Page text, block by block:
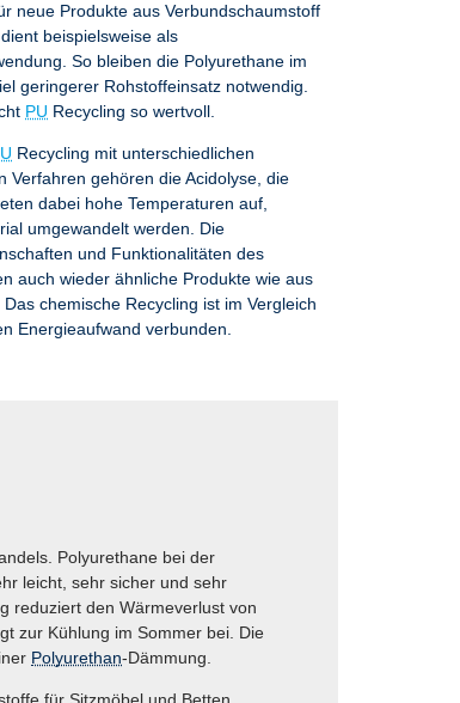
neue Produkte aus Verbundschaumstoff
beispielsweise als
So bleiben die Polyurethane im
geringerer Rohstoffeinsatz notwendig.
PU Recycling so wertvoll.
Recycling mit unterschiedlichen
Verfahren gehören die Acidolyse, die
dabei hohe Temperaturen auf,
umgewandelt werden. Die
und Funktionalitäten des
auch wieder ähnliche Produkte wie aus
chemische Recycling ist im Vergleich
Energieaufwand verbunden.
Polyurethane bei der
leicht, sehr sicher und sehr
reduziert den Wärmeverlust von
zur Kühlung im Sommer bei. Die
Polyurethan-Dämmung.